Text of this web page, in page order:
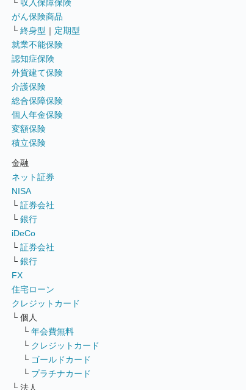
└ 収入保障保険
がん保険商品
└ 終身型 ｜ 定期型
就業不能保険
認知症保険
外貨建て保険
介護保険
総合保障保険
個人年金保険
変額保険
積立保険
金融
ネット証券
NISA
└ 証券会社
└ 銀行
iDeCo
└ 証券会社
└ 銀行
FX
住宅ローン
クレジットカード
└ 個人
└ 年会費無料
└ クレジットカード
└ ゴールドカード
└ プラチナカード
└ 法人